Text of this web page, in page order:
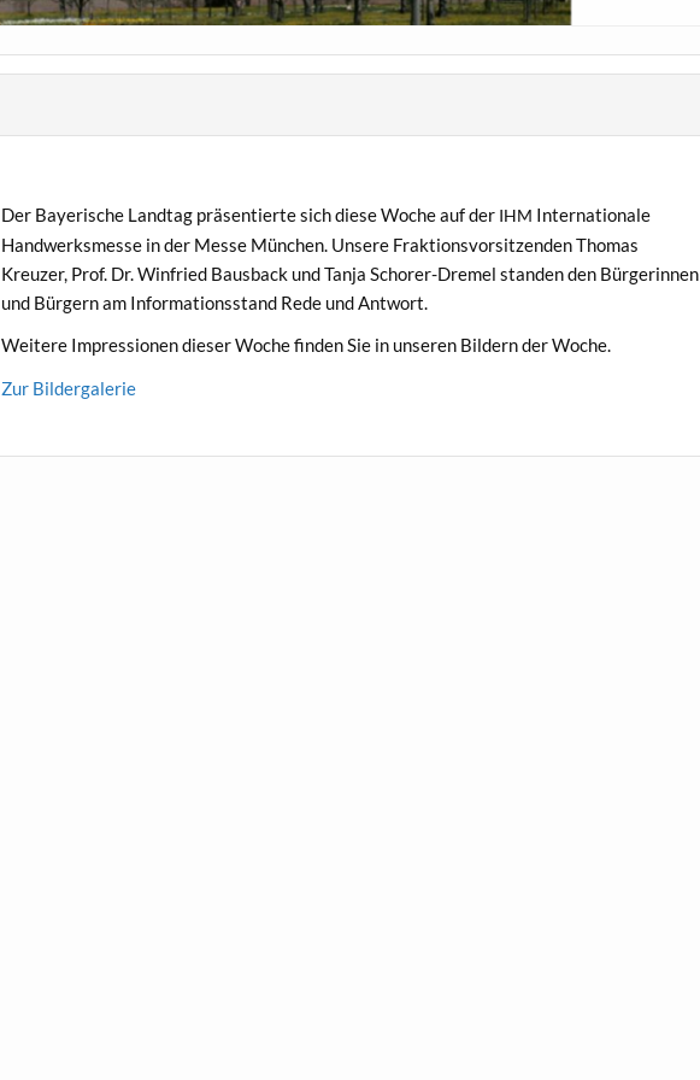
Der Bay­erische Land­tag präsen­tierte sich diese Woche auf der IHM Inter­na­tionale
Handw­erksmesse in der Messe München. Unsere Frak­tionsvor­sitzen­den Thomas
Kreuzer, Prof. Dr. Win­fried Baus­back und Tan­ja Schor­er-Dremel standen den Bürg­erin­nen
und Bürg­ern am Infor­ma­tion­s­stand Rede und Antwort.
Weit­ere Impres­sio­nen dieser Woche find­en Sie in unseren Bildern der Woche.
Zur Bilder­ga­lerie